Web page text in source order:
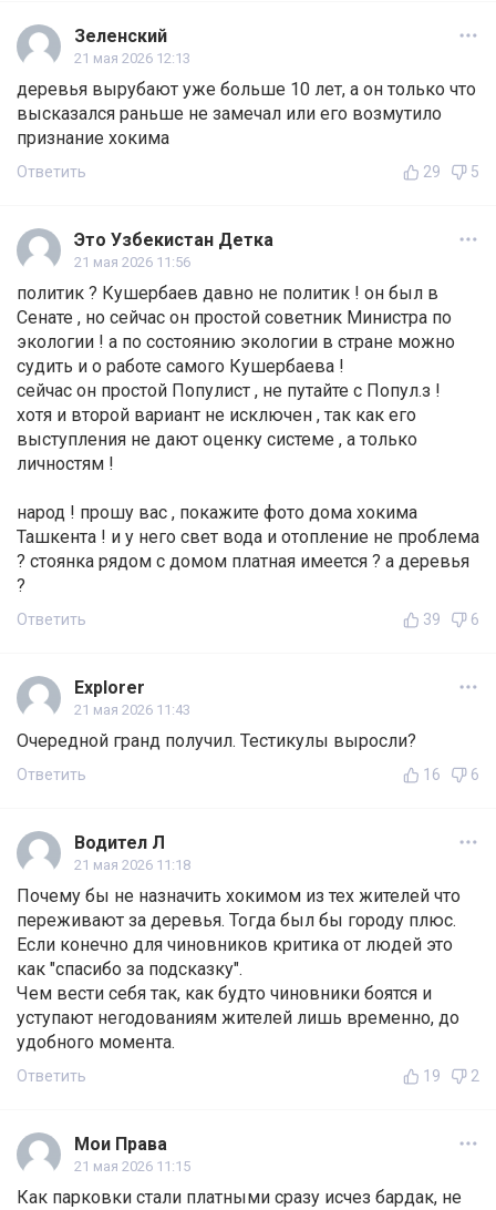
Зеленский
21 мая 2026 12:13
деревья вырубают уже больше 10 лет, а он только что
высказался раньше не замечал или его возмутило
признание хокима
Ответить 29 5
Это Узбекистан Детка
21 мая 2026 11:56
политик ? Кушербаев давно не политик ! он был в
Сенате , но сейчас он простой советник Министра по
экологии ! а по состоянию экологии в стране можно
судить и о работе самого Кушербаева !
сейчас он простой Популист , не путайте с Попул.з !
хотя и второй вариант не исключен , так как его
выступления не дают оценку системе , а только
личностям !
народ ! прошу вас , покажите фото дома хокима
Ташкента ! и у него свет вода и отопление не проблема
? стоянка рядом с домом платная имеется ? а деревья
?
Ответить 39 6
Explorer
21 мая 2026 11:43
Очередной гранд получил. Тестикулы выросли?
Ответить 16 6
Водител Л
21 мая 2026 11:18
Почему бы не назначить хокимом из тех жителей что
переживают за деревья. Тогда был бы городу плюс.
Если конечно для чиновников критика от людей это
как "спасибо за подсказку".
Чем вести себя так, как будто чиновники боятся и
уступают негодованиям жителей лишь временно, до
удобного момента.
Ответить 19 2
Мои Права
21 мая 2026 11:15
Как парковки стали платными сразу исчез бардак, не